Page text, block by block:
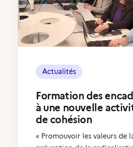
Actualités
Formation des
à une nouvelle
de cohésion
« Promouvoir les valeurs de